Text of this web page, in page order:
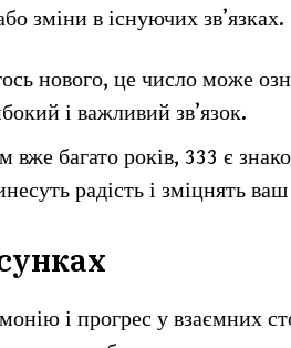
зміни в існуючих зв’язках.
нового, це число може
і важливий зв’язок.
вже багато років, 333 є
радість і зміцнять
і прогрес у взаємних